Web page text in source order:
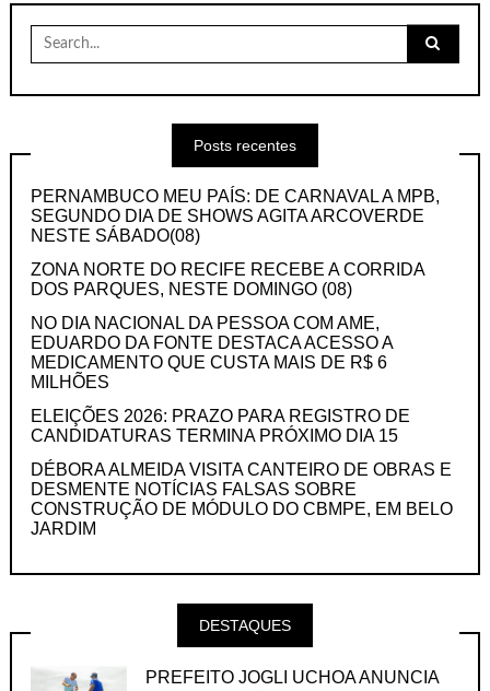
Search
for:
Posts recentes
PERNAMBUCO MEU PAÍS: DE CARNAVAL A MPB,
SEGUNDO DIA DE SHOWS AGITA ARCOVERDE
NESTE SÁBADO(08)
ZONA NORTE DO RECIFE RECEBE A CORRIDA
DOS PARQUES, NESTE DOMINGO (08)
NO DIA NACIONAL DA PESSOA COM AME,
EDUARDO DA FONTE DESTACA ACESSO A
MEDICAMENTO QUE CUSTA MAIS DE R$ 6
MILHÕES
ELEIÇÕES 2026: PRAZO PARA REGISTRO DE
CANDIDATURAS TERMINA PRÓXIMO DIA 15
DÉBORA ALMEIDA VISITA CANTEIRO DE OBRAS E
DESMENTE NOTÍCIAS FALSAS SOBRE
CONSTRUÇÃO DE MÓDULO DO CBMPE, EM BELO
JARDIM
DESTAQUES
PREFEITO JOGLI UCHOA ANUNCIA